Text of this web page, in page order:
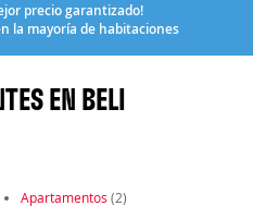
precio garantizado!
la mayoría de habitaciones
EN BELI
Apartamentos (2)